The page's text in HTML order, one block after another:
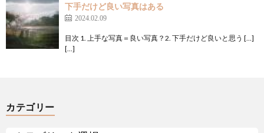
下手だけど良い写真はある
2024.02.09
目次 1. 上手な写真＝良い写真？2. 下手だけど良いと思う […]
[…]
カテゴリー